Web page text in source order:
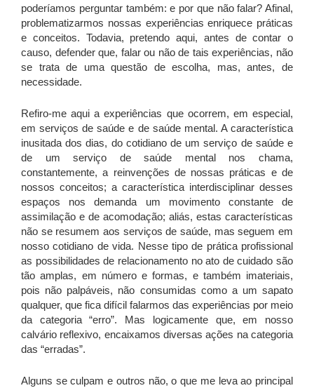
poderíamos perguntar também: e por que não falar? Afinal,
problematizarmos nossas experiências enriquece práticas
e conceitos. Todavia, pretendo aqui, antes de contar o
causo, defender que, falar ou não de tais experiências, não
se trata de uma questão de escolha, mas, antes, de
necessidade.
Refiro-me aqui a experiências que ocorrem, em especial,
em serviços de saúde e de saúde mental. A característica
inusitada dos dias, do cotidiano de um serviço de saúde e
de um serviço de saúde mental nos chama,
constantemente, a reinvenções de nossas práticas e de
nossos conceitos; a característica interdisciplinar desses
espaços nos demanda um movimento constante de
assimilação e de acomodação; aliás, estas características
não se resumem aos serviços de saúde, mas seguem em
nosso cotidiano de vida. Nesse tipo de prática profissional
as possibilidades de relacionamento no ato de cuidado são
tão amplas, em número e formas, e também imateriais,
pois não palpáveis, não consumidas como a um sapato
qualquer, que fica difícil falarmos das experiências por meio
da categoria “erro”. Mas logicamente que, em nosso
calvário reflexivo, encaixamos diversas ações na categoria
das “erradas”.
Alguns se culpam e outros não, o que me leva ao principal